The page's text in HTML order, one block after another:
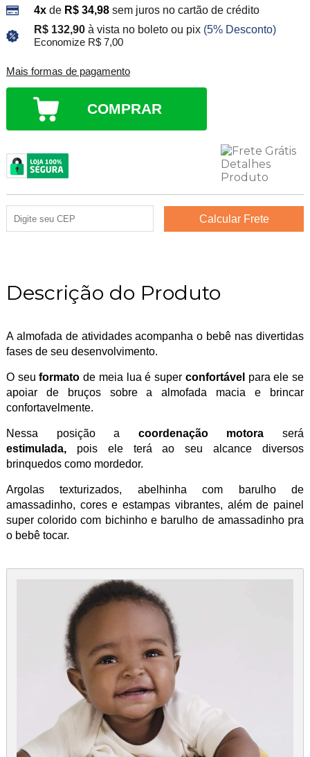
4xde R$ 34,98 sem juros no cartão de crédito
R$ 132,90 à vista no boleto ou pix (5% Desconto)
Economize R$ 7,00
Mais formas de pagamento
COMPRAR
Descrição do Produto
A almofada de atividades acompanha o bebê nas divertidas
fases de seu desenvolvimento.
O seuformatode meia lua é super confortável para ele se
apoiar de bruços sobre a almofada macia e brincar
confortavelmente.
Nessa posição a coordenação motoraserá
estimulada, pois ele terá ao seu alcance diversos
brinquedos como mordedor.
Argolas texturizados, abelhinha com barulho de
amassadinho, cores e estampas vibrantes, além de painel
super colorido com bichinho e barulho de amassadinho pra
o bebê tocar.